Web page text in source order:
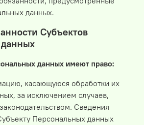
данных.
Субъектов
данных имеют право:
касающуюся обработки их
за исключением случаев,
Сведения
Персональных данных